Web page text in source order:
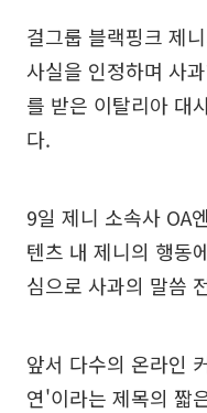
걸그룹 블랙핑크 제
사실을 인정하며 사
를 받은 이탈리아 대
다.
9일 제니 소속사 OA
텐츠 내 제니의 행동
심으로 사과의 말씀
앞서 다수의 온라인
연'이라는 제목의 짧